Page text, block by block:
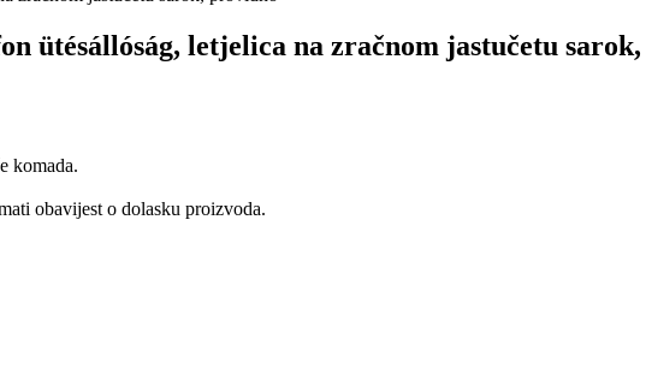
ütésállóság, letjelica na zračnom jastučetu
komada.
obavijest o dolasku proizvoda.